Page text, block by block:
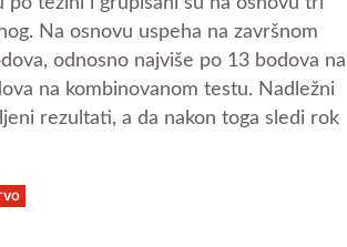
Na osnovu uspeha na završnom
odnosno najviše po 13 bodova na
na kombinovanom testu. Nadležni
rezultati, a da nakon toga sledi rok